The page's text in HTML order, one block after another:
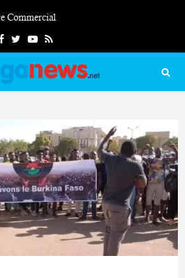
Commercial
FacebookTwitterYoutube
Rss